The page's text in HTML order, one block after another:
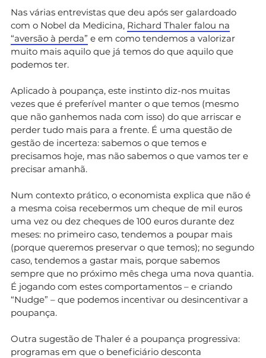
Nas várias entrevistas que deu após ser galardoado
com o Nobel da Medicina, Richard Thaler falou na
“aversão à perda” e em como tendemos a valorizar
muito mais aquilo que já temos do que aquilo que
podemos ter.
Aplicado à poupança, este instinto diz-nos muitas
vezes que é preferível manter o que temos (mesmo
que não ganhemos nada com isso) do que arriscar e
perder tudo mais para a frente. É uma questão de
gestão de incerteza: sabemos o que temos e
precisamos hoje, mas não sabemos o que vamos ter e
precisar amanhã.
Num contexto prático, o economista explica que não é
a mesma coisa recebermos um cheque de mil euros
uma vez ou dez cheques de 100 euros durante dez
meses: no primeiro caso, tendemos a poupar mais
(porque queremos preservar o que temos); no segundo
caso, tendemos a gastar mais, porque sabemos
sempre que no próximo mês chega uma nova quantia.
É jogando com estes comportamentos – e criando
“Nudge” – que podemos incentivar ou desincentivar a
poupança.
Outra sugestão de Thaler é a poupança progressiva:
programas em que o beneficiário desconta